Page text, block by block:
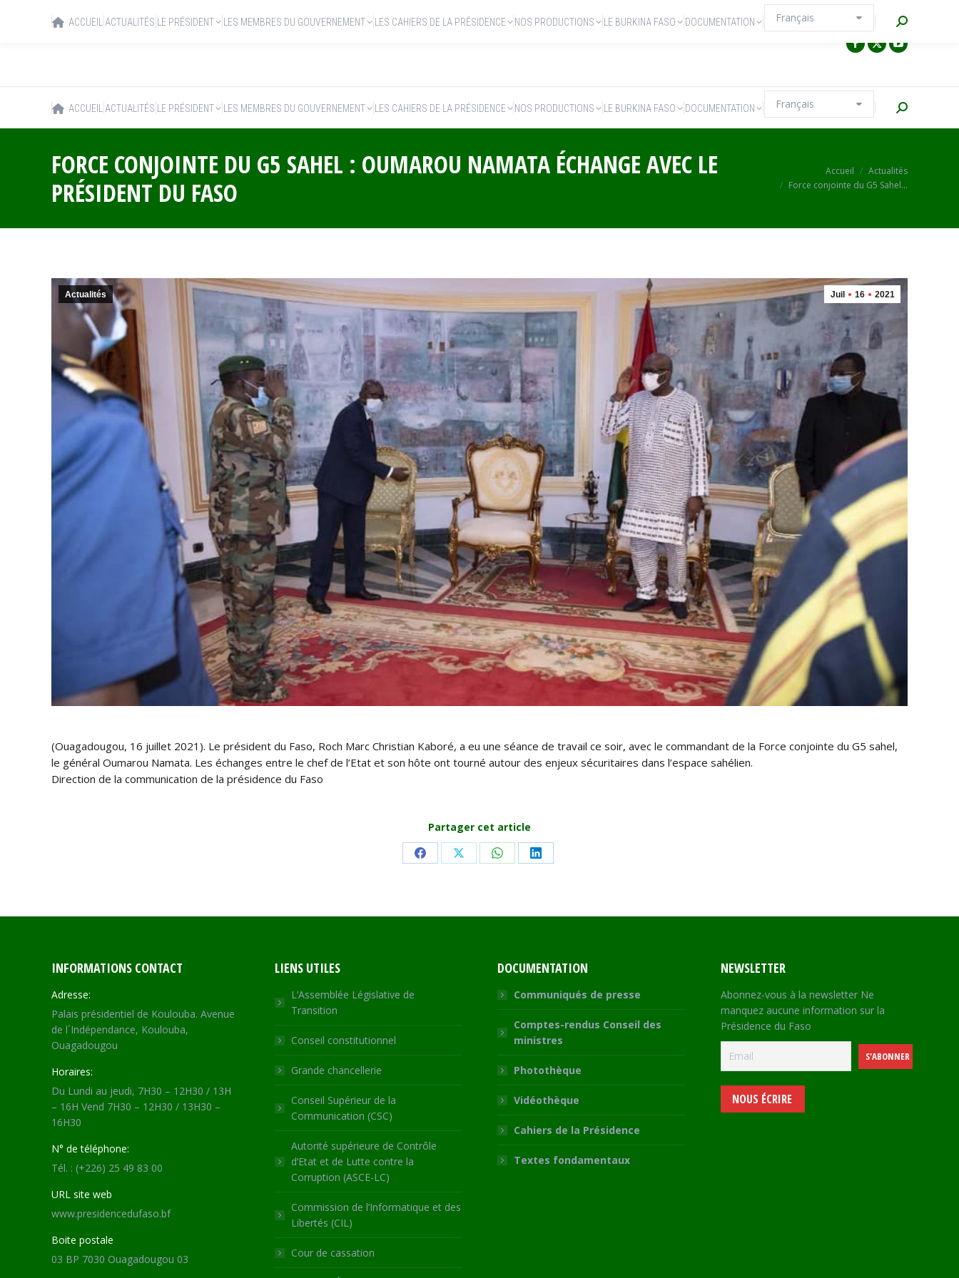
ACCUEIL ACTUALITÉS LE PRÉSIDENT LES MEMBRES DU GOUVERNEMENT LES CAHIERS DE LA PRÉSIDENCE NOS PRODUCTIONS LE BURKINA FASO DOCUMENTATION Recherche
FORCE CONJOINTE DU G5 SAHEL : OUMAROU NAMATA ÉCHANGE AVEC LE
PRÉSIDENT DU FASO
Accueil
Actualités
Force conjointe du G5 Sahel…
Juil 16 2021
Actualités
(Ouagadougou, 16 juillet 2021). Le président du Faso, Roch Marc Christian Kaboré, a eu une séance de travail ce soir, avec le commandant de la Force conjointe du G5 sahel,
le général Oumarou Namata. Les échanges entre le chef de l’Etat et son hôte ont tourné autour des enjeux sécuritaires dans l’espace sahélien.
Direction de la communication de la présidence du Faso
Partager cet article
Share Share Share Share
INFORMATIONS CONTACT
Adresse:
Palais présidentiel de Koulouba. Avenue
de l´Indépendance, Koulouba,
Ouagadougou
Horaires:
Du Lundi au jeudi, 7H30 – 12H30 / 13H
– 16H Vend 7H30 – 12H30 / 13H30 –
16H30
N° de téléphone:
Tél. : (+226) 25 49 83 00
URL site web
www.presidencedufaso.bf
Boite postale
03 BP 7030 Ouagadougou 03
LIENS UTILES
L’Assemblée Législative de
Transition
Conseil constitutionnel
Grande chancellerie
Conseil Supérieur de la
Communication (CSC)
Autorité supérieure de Contrôle
d’Etat et de Lutte contre la
Corruption (ASCE-LC)
Commission de l’Informatique et des
Libertés (CIL)
Cour de cassation
DOCUMENTATION
Communiqués de presse
Comptes-rendus Conseil des
ministres
Photothèque
Vidéothèque
Cahiers de la Présidence
Textes fondamentaux
NEWSLETTER
Abonnez-vous à la newsletter Ne
manquez aucune information sur la
Présidence du Faso
NOUS ÉCRIRE
ACCUEIL ACTUALITÉS LE PRÉSIDENT LES MEMBRES DU GOUVERNEMENT LES CAHIERS DE LA PRÉSIDENCE NOS PRODUCTIONS LE BURKINA FASO DOCUMENTATION Recherche